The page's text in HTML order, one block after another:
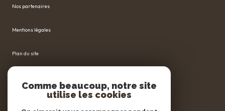
Nos partenaires
Mentions légales
Plan du site
Comme beaucoup, notre site
utilise les cookies